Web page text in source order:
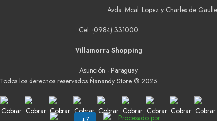
Avda. Mcal. Lopez y Charles de Gaulle
Cel: (0984) 331000
Villamorra Shopping
Asunción - Paraguay
Todos los derechos reservados Ñanandy Store ® 2025